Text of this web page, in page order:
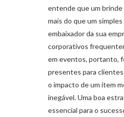
entende que um
mais do que um
embaixador da sua
corporativos
em eventos, portanto,
presentes para
o impacto de um item
inegável. Uma boa
essencial para o